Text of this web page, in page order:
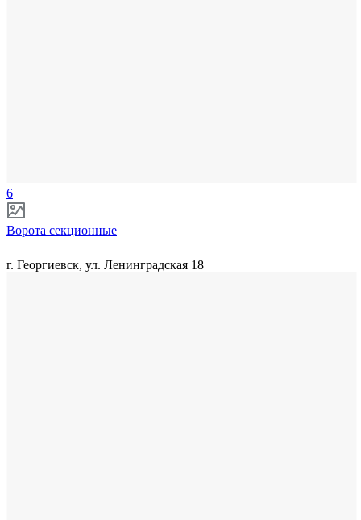
6
Ворота секционные
г. Георгиевск, ул. Ленинградская 18